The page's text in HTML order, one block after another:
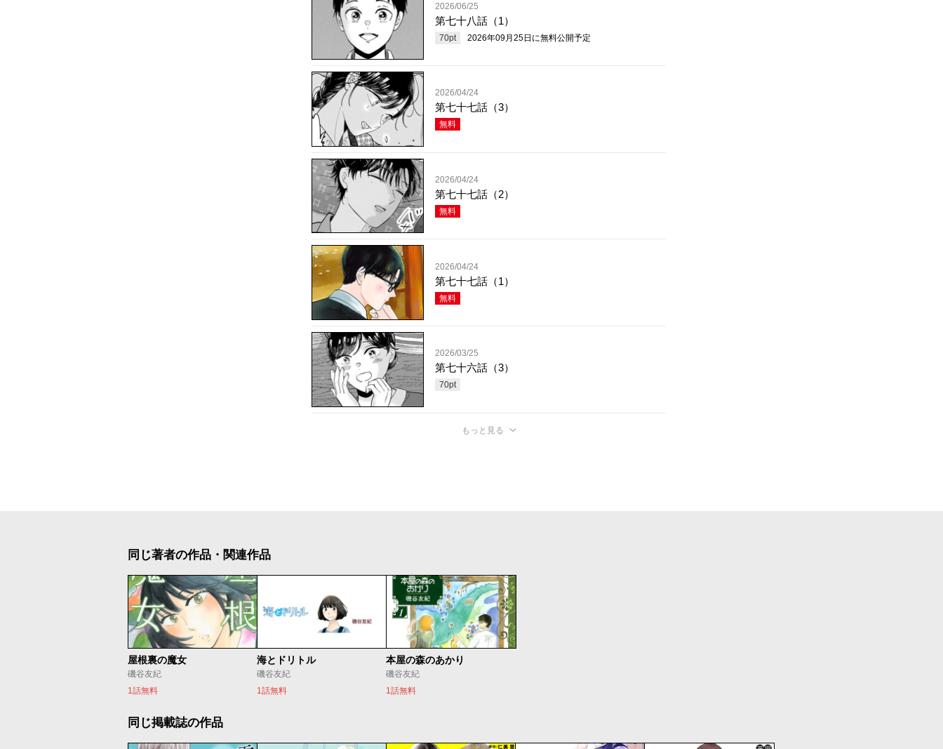
2026/06/25
第七十八話（1）
70pt 2026年09月25日 に無料公開予定
2026/04/24
第七十七話（3）
無料
2026/04/24
第七十七話（2）
無料
2026/04/24
第七十七話（1）
無料
2026/03/25
第七十六話（3）
70pt
もっと見る
同じ著者の作品・関連作品
屋根裏の魔女
磯谷友紀
1話無料
海とドリトル
磯谷友紀
1話無料
本屋の森のあかり
磯谷友紀
1話無料
同じ掲載誌の作品